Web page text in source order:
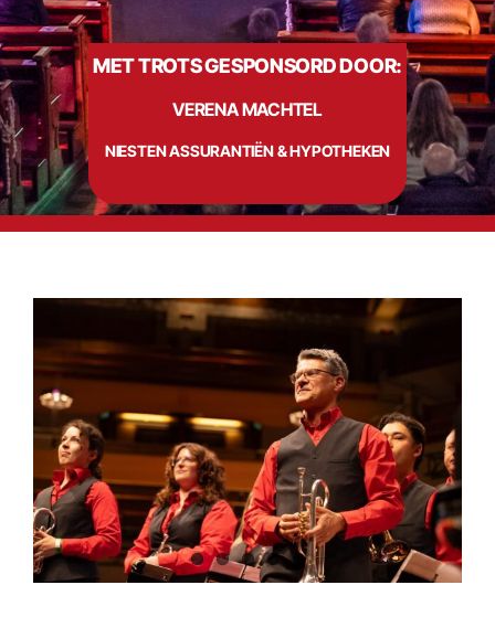
MET TROTS GESPONSORD DOOR:
VERENA MACHTEL
NIESTEN ASSURANTIËN & HYPOTHEKEN
Info
Contact